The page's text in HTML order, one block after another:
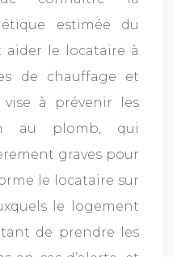
estimée du
aider le locataire à
de chauffage et
vise à prévenir les
au plomb, qui
graves pour
le locataire sur
le logement
de prendre les